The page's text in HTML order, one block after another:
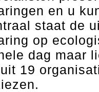
en u
staat de
op
dag maar
19